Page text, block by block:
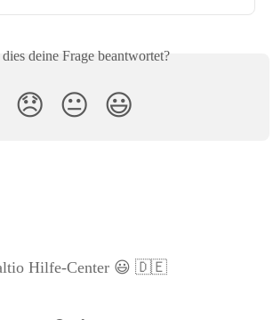
deine Frage beantwortet?
😞 😐 😃
Hilfe-Center 😃 🇩🇪